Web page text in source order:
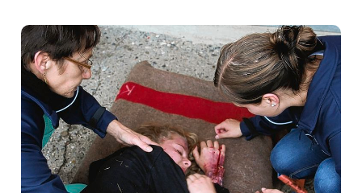
Stellen
E-
Paper
App